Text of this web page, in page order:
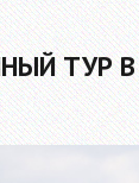
ТУР